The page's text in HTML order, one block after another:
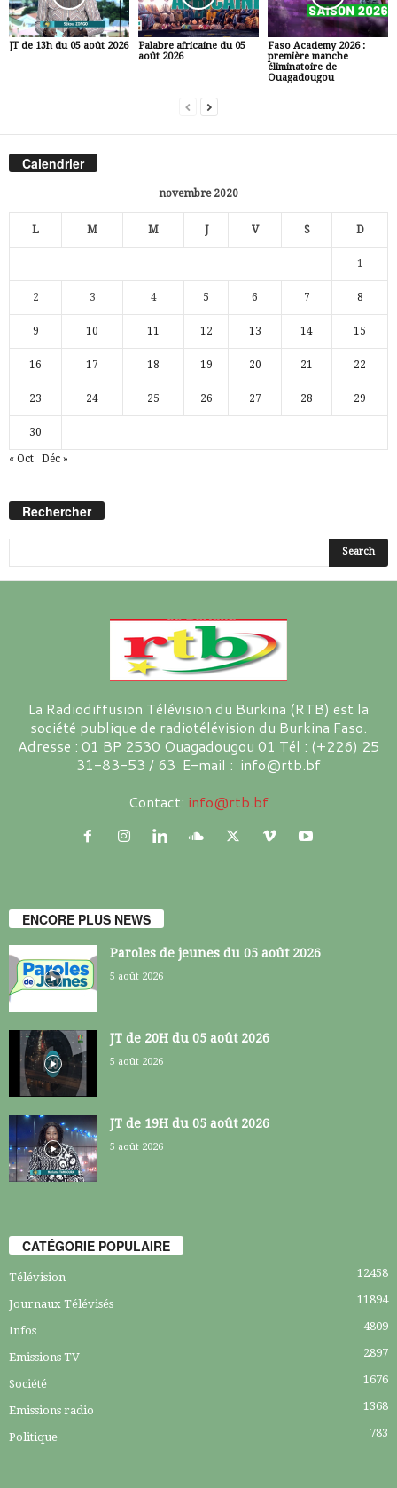
JT de 13h du 05 août 2026
Palabre africaine du 05
août 2026
Faso Academy 2026 :
première manche
éliminatoire de
Ouagadougou
Calendrier
novembre 2020
L M M J V S D
1
2 3 4 5 6 7 8
9 10 11 12 13 14 15
16 17 18 19 20 21 22
23 24 25 26 27 28 29
30
« Oct Déc »
Rechercher
La Radiodiffusion Télévision du Burkina (RTB) est la
société publique de radiotélévision du Burkina Faso.
Adresse : 01 BP 2530 Ouagadougou 01 Tél : (+226) 25
31-83-53 / 63 E-mail : info@rtb.bf
Contact: info@rtb.bf
ENCORE PLUS NEWS
Paroles de jeunes du 05 août 2026
5 août 2026
JT de 20H du 05 août 2026
5 août 2026
JT de 19H du 05 août 2026
5 août 2026
CATÉGORIE POPULAIRE
Télévision 12458
Journaux Télévisés 11894
Infos 4809
Emissions TV 2897
Société 1676
Emissions radio 1368
Politique 783